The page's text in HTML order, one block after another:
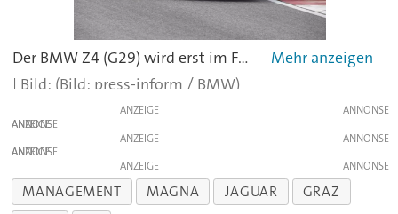
Der BMW Z4 (G29) wird erst im Frühjahr nächsten Jahres auf den Markt kommen.
(Bild: press-inform / BMW)
ANZEIGE
ANZEIGE
ANZEIGE
ANZEIGE
ANZEIGE
MANAGEMENT MAGNA JAGUAR
GRAZ